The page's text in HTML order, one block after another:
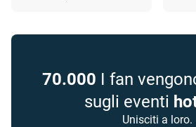
70.000 I fan
sugli eventi
Unisciti a loro.